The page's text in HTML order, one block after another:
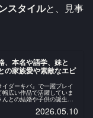
スタイルと、見事
、本名や語学、妹と
の家族愛や素敵なエピ
ダーキバ』で一躍ブレイ
広い作品で活躍していま
との結婚や子供の誕生で
2026.05.10